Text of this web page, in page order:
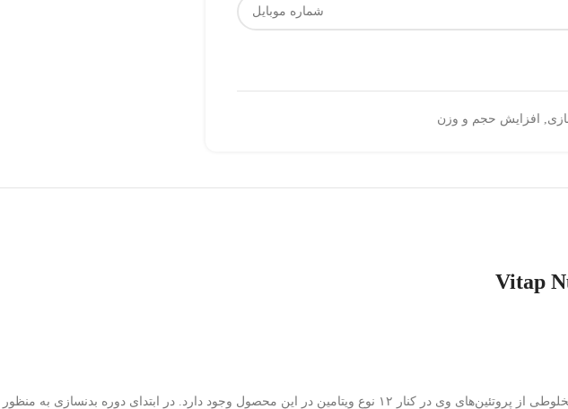
, افزایش حجم و وزن
پودر مس ویت ویتاپی از تحلیل عضلانی جلوگیری نموده و برای افزایش وزن به ویژه برای ورزشکاران بسیار مناسب است. مخلوطی از پروتئین‌های وی در کنار ۱۲ نوع ویتامین در این محصول وجود دارد. در ابتدای دوره بدنسازی به منظور